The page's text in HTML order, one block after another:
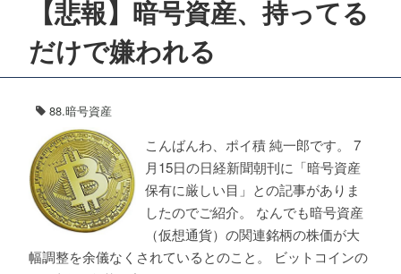
【悲報】暗号資産、持ってる
だけで嫌われる
88.暗号資産
こんばんわ、ポイ積 純一郎です。 7
月15日の日経新聞朝刊に「暗号資産
保有に厳しい目」との記事がありま
したのでご紹介。 なんでも暗号資産
（仮想通貨）の関連銘柄の株価が大
幅調整を余儀なくされているとのこと。 ビットコインの